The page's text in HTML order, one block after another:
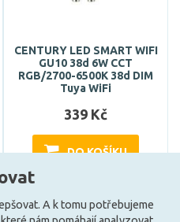
CENTURY LED SMART WIFI
GU10 38d 6W CCT
RGB/2700-6500K 38d DIM
Tuya WiFi
339 Kč
DO KOŠÍKU
Může být u Vás 17. 9.
A k tomu potřebujeme